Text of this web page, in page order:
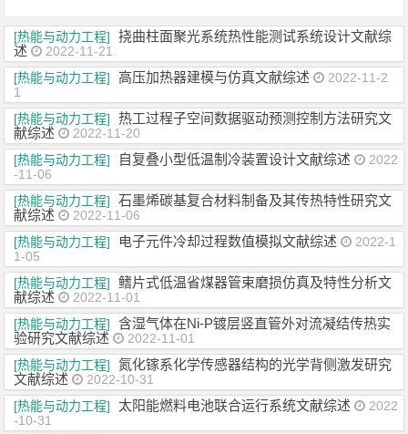
[热能与动力工程]
挠曲柱面聚光系统热性能测试系统设计文献综
述
2022-11-21
[热能与动力工程]
高压加热器建模与仿真文献综述
2022-11-2
1
[热能与动力工程]
热工过程子空间数据驱动预测控制方法研究文
献综述
2022-11-20
[热能与动力工程]
自复叠小型低温制冷装置设计文献综述
2022
-11-06
[热能与动力工程]
石墨烯碳基复合材料制备及其传热特性研究文
献综述
2022-11-06
[热能与动力工程]
电子元件冷却过程数值模拟文献综述
2022-1
1-05
[热能与动力工程]
鳍片式低温省煤器管束磨损仿真及特性分析文
献综述
2022-11-01
[热能与动力工程]
含湿气体在Ni-P镀层竖直管外对流凝结传热实
验研究文献综述
2022-11-01
[热能与动力工程]
氮化镓系化学传感器结构的光学背侧激发研究
文献综述
2022-10-31
[热能与动力工程]
太阳能燃料电池联合运行系统文献综述
2022
-10-31